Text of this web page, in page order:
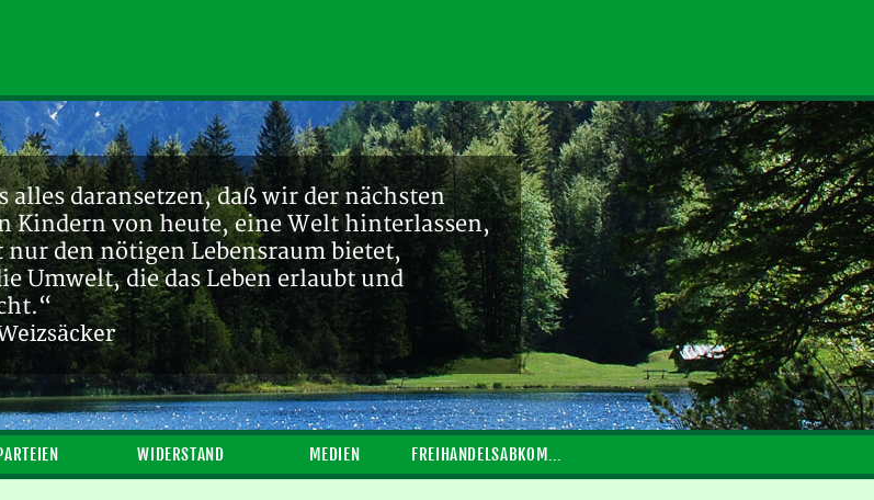
alles daransetzen, daß wir der nächsten
Kindern von heute, eine Welt hinterlassen,
den nötigen Lebensraum bietet,
Umwelt, die das Leben erlaubt und
WIDERSTAND MEDIEN FREIHANDELSABKOMMEN